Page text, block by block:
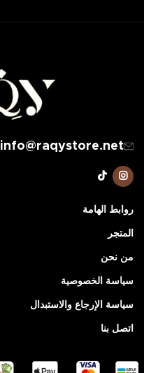
info@raqystore.net
روابط الهامة
المتجر
من نحن
سياسة الخصوصية
سياسة الإرجاع والاستبدال
اتصل بنا